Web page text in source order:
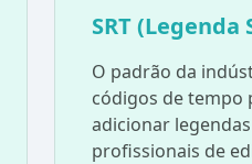
SRT (Legenda
O padrão da
códigos de tempo
adicionar
profissionais de